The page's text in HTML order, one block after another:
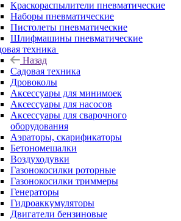
Краскораспылители пневматические
Наборы пневматические
Пистолеты пневматические
Шлифмашины пневматические
техника
Назад
Садовая техника
Дровоколы
Аксессуары для минимоек
Аксессуары для насосов
Аксессуары для сварочного
оборудования
Аэраторы, скарификаторы
Бетономешалки
Воздуходувки
Газонокосилки роторные
Газонокосилки триммеры
Генераторы
Гидроаккумуляторы
Двигатели бензиновые